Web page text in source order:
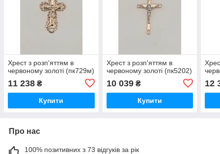
Хрест з розп'яттям в
червоному золоті (пк729м)
11 238 ₴
Купити
Хрест з розп'яттям в
червоному золоті (пк5202)
10 039₴
Купити
12
Про нас
100% позитивних з 73 відгуків за рік